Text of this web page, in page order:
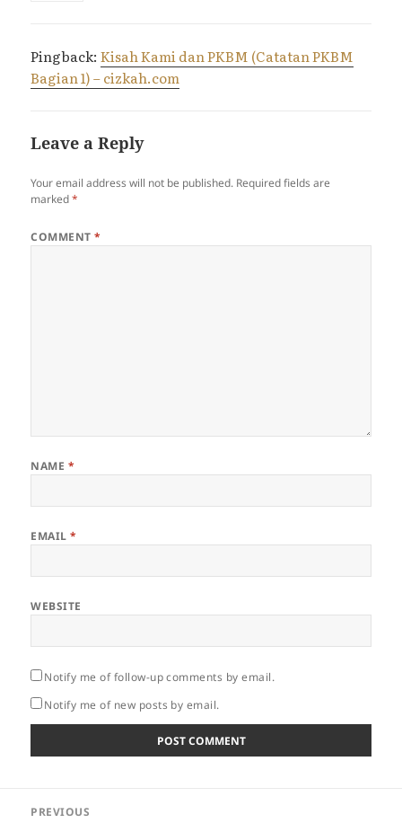
Pingback:Kisah Kami dan PKBM (Catatan PKBM
Bagian 1) – cizkah.com
Leave a Reply
Your email address will not be published. Required fields are
marked*
COMMENT*
NAME *
EMAIL*
WEBSITE
Notify me of follow-up comments by email.
Notify me of new posts by email.
PREVIOUS